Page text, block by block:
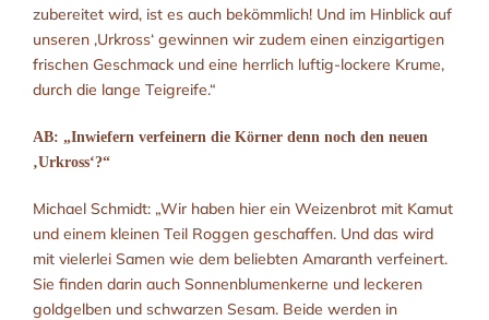
zubereitet wird, ist es auch bekömmlich! Und im Hinblick auf
unseren ‚Urkross‘ gewinnen wir zudem einen einzigartigen
frischen Geschmack und eine herrlich luftig-lockere Krume,
durch die lange Teigreife.“
AB: „Inwiefern verfeinern die Körner denn noch den neuen
‚Urkross‘?“
Michael Schmidt: „Wir haben hier ein Weizenbrot mit Kamut
und einem kleinen Teil Roggen geschaffen. Und das wird
mit vielerlei Samen wie dem beliebten Amaranth verfeinert.
Sie finden darin auch Sonnenblumenkerne und leckeren
goldgelben und schwarzen Sesam. Beide werden in